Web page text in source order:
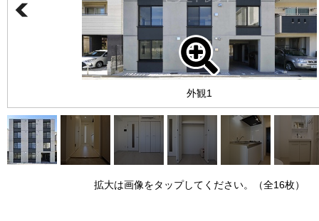
外観1
拡大は画像をタップしてください。（全16枚）